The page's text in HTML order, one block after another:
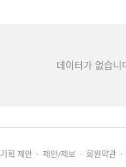
데이터가 없습니
기획 제안 · 제안/제보 · 회원약관 ·